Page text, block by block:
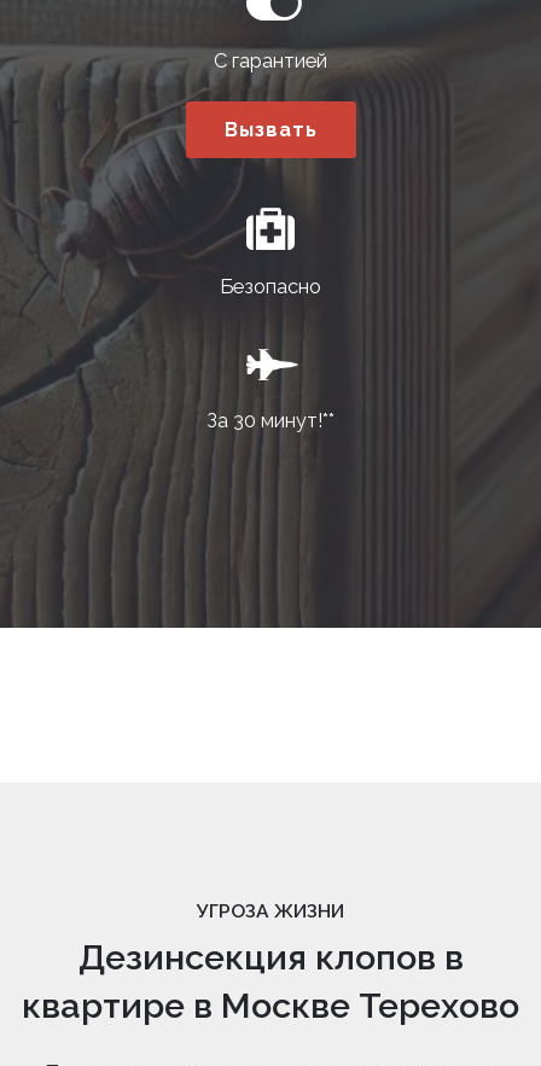
С гарантией
Вызвать
Безопасно
За 30 минут!**
УГРОЗА ЖИЗНИ
Дезинсекция клопов в
квартире в Москве Терехово